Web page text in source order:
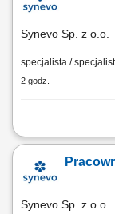
Pobrań; Obsługa
Synevo Sp. z o.o.
specjalista /
2 godz.
Opis stanowiska:
Prowadzenie
Pobrań; Obsługa
Synevo Sp. z o.o.